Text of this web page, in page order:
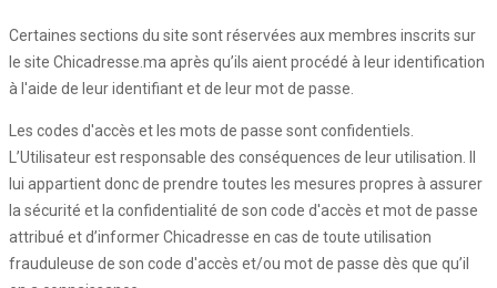
Certaines sections du site sont réservées aux membres inscrits sur
le site Chicadresse.ma après qu’ils aient procédé à leur identification
à l'aide de leur identifiant et de leur mot de passe.
Les codes d'accès et les mots de passe sont confidentiels.
L’Utilisateur est responsable des conséquences de leur utilisation. Il
lui appartient donc de prendre toutes les mesures propres à assurer
la sécurité et la confidentialité de son code d'accès et mot de passe
attribué et d’informer Chicadresse en cas de toute utilisation
frauduleuse de son code d'accès et/ou mot de passe dès que qu’il